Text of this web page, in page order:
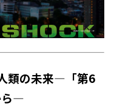
類の未来―「第6
ら―